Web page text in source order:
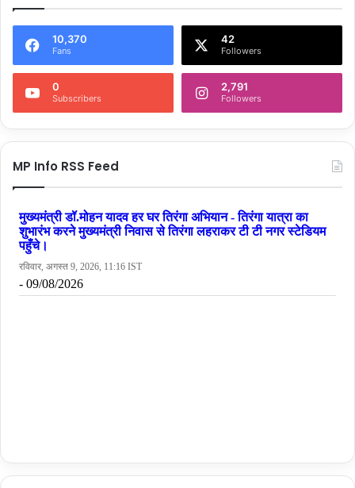
10,370
Fans
42
Followers
0
Subscribers
2,791
Followers
MP Info RSS Feed